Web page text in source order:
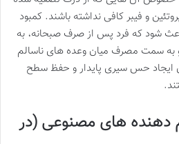
و فیبر کافی نداشته باشند. کمبود
شود که فرد پس از صرف صبحانه، به
سمت مصرف میان وعده های ناسالم
ایجاد حس سیری پایدار و حفظ سطح
دهنده های مصنوعی (در